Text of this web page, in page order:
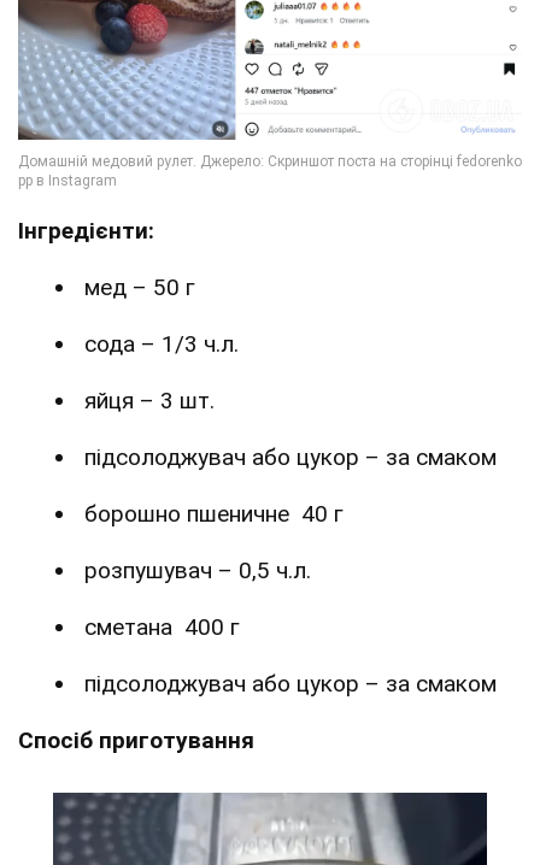
Інгредієнти:
мед – 50 г
сода – 1/3 ч.л.
яйця – 3 шт.
підсолоджувач або цукор – за смаком
борошно пшеничне 40 г
розпушувач – 0,5 ч.л.
сметана 400 г
підсолоджувач або цукор – за смаком
Спосіб приготування